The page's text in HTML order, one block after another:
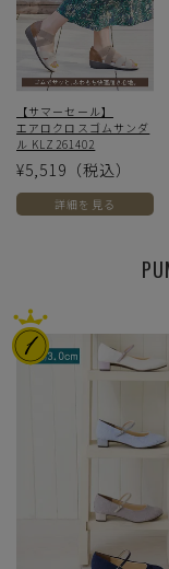
【サマーセール】
エアロクロスゴムサンダ
ル KLZ261402
¥5,519 （税込）
詳細を見る